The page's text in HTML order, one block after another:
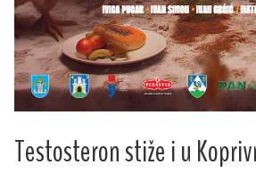
Testosteron stiže i u